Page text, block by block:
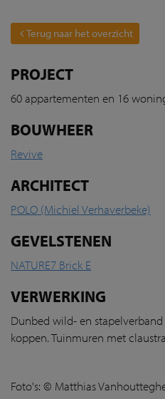
Terug naar het overzicht
PROJECT
60 appartementen en 16
BOUWHEER
Revive
ARCHITECT
POLO (Michiel Verhaverbeke)
GEVELSTENEN
NATURE7 Brick E
VERWERKING
Dunbed wild- en
koppen. Tuinmuren met
Foto's: © Matthias